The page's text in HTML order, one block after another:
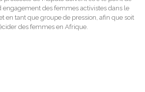
engagement des femmes activistes dans le
en tant que groupe de pression, afin que soit
des femmes en Afrique.